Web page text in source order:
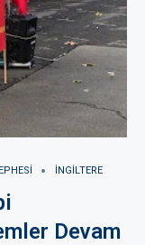
İNGILTERE
Devam